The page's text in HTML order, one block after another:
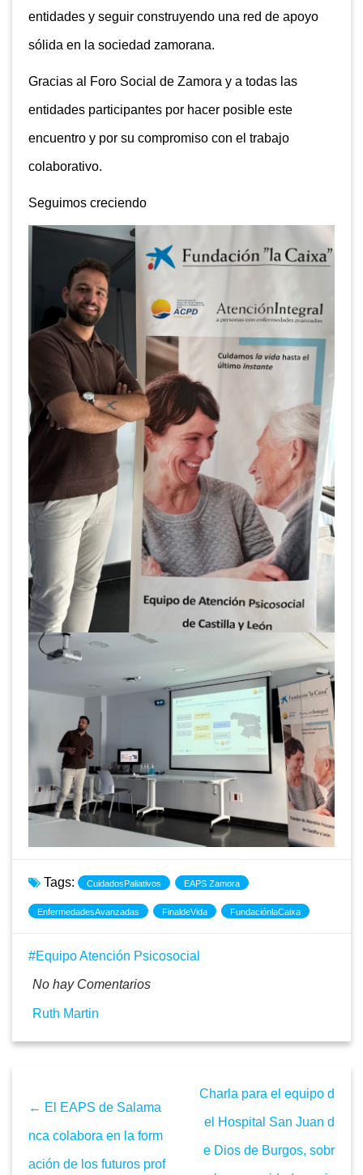
entidades y seguir construyendo una red de apoyo
sólida en la sociedad zamorana.
Gracias al Foro Social de Zamora y a todas las
entidades participantes por hacer posible este
encuentro y por su compromiso con el trabajo
colaborativo.
Seguimos creciendo
Tags: CuidadosPaliativos EAPS Zamora
EnfermedadesAvanzadas FinaldeVida FundaciónlaCaixa
Equipo Atención Psicosocial
No hay Comentarios
Ruth Martin
← El EAPS de Salama
nca colabora en la form
ación de los futuros prof
Charla para el equipo d
el Hospital San Juan d
e Dios de Burgos, sobr